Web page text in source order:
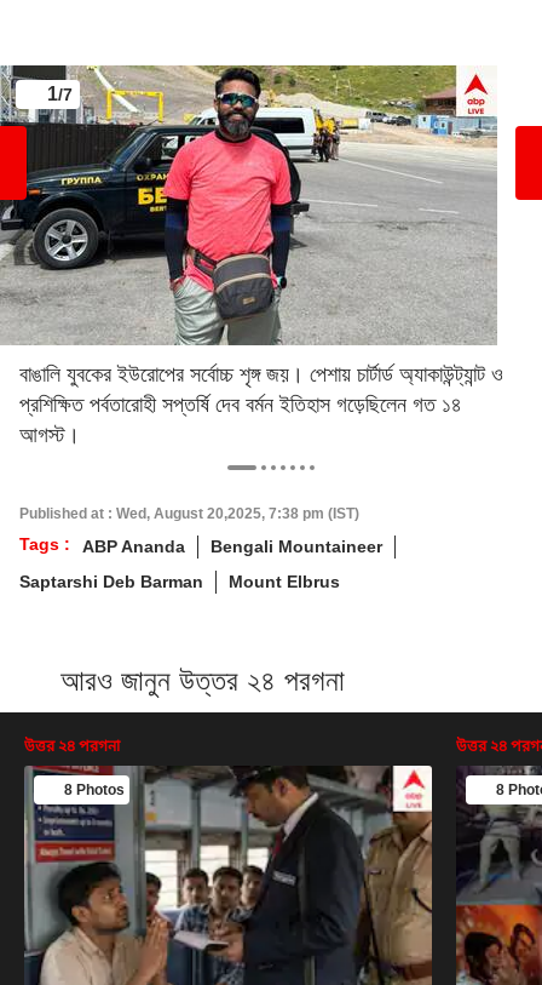
1/7
বাঙালি যুবকের ইউরোপের সর্বোচ্চ শৃঙ্গ জয়। পেশায় চার্টার্ড অ্যাকাউন্ট্যান্ট ও
প্রশিক্ষিত পর্বতারোহী সপ্তর্ষি দেব বর্মন ইতিহাস গড়েছিলেন গত ১৪
আগস্ট।
Published at : Wed, August 20,2025, 7:38 pm (IST)
Tags : ABP Ananda
Bengali Mountaineer
Saptarshi Deb Barman
Mount Elbrus
আরও জানুন উত্তর ২৪ পরগনা
উত্তর ২৪ পরগনা
8 Photos
উত্তর ২৪
8